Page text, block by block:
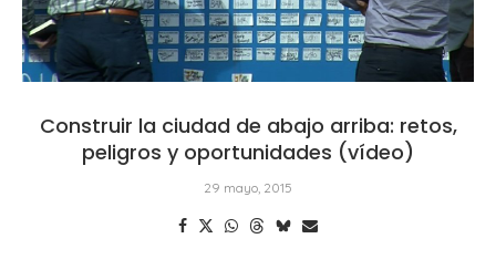
Construir la ciudad de abajo arriba: retos,
peligros y oportunidades (vídeo)
29 mayo, 2015